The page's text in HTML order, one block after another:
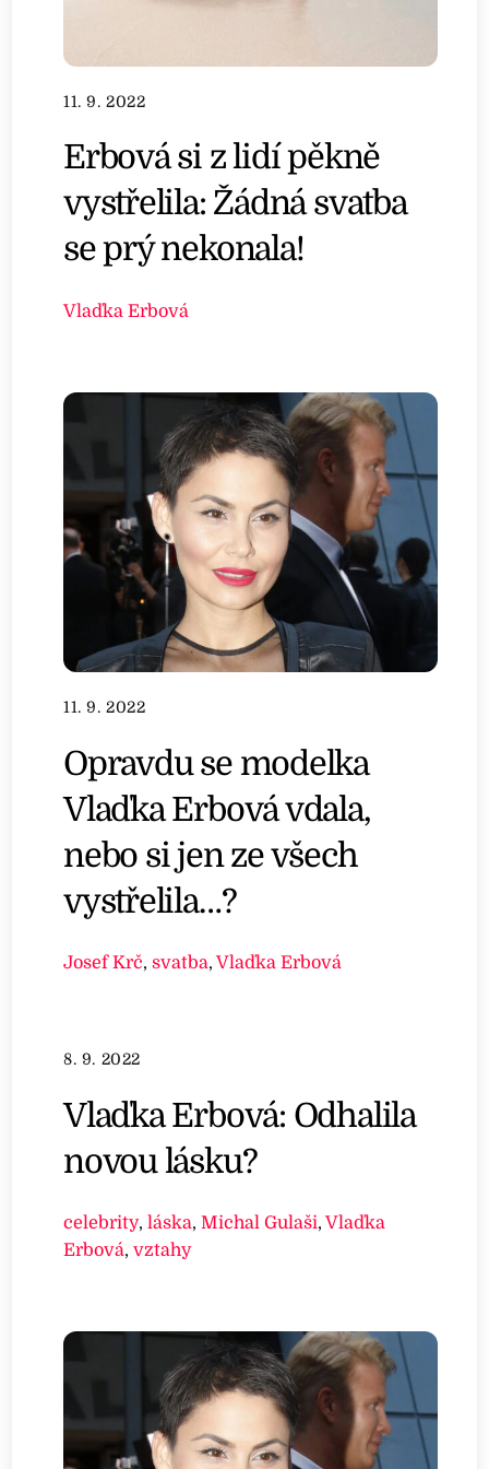
11. 9. 2022
Erbová si z lidí pěkně
vystřelila: Žádná svatba
se prý nekonala!
Vlaďka Erbová
11. 9. 2022
Opravdu se modelka
Vlaďka Erbová vdala,
nebo si jen ze všech
vystřelila…?
Josef Krč,svatba,Vlaďka Erbová
8. 9. 2022
Vlaďka Erbová: Odhalila
novou lásku?
celebrity,láska,Michal Gulaši,Vlaďka
Erbová,vztahy